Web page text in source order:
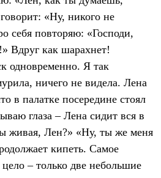
«Ну, никого не
себя повторяю: «Господи,
Вдруг как шарахнет!
одновременно. Я так
ничего не видела. Лена
в палатке посередине стоял
глаза – Лена сидит вся в
живая, Лен?» «Ну, ты же меня
кипеть. Самое
– только две небольшие